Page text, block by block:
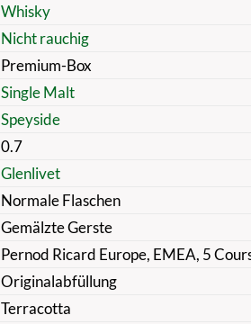
Whisky
Nicht rauchig
Premium-Box
Single Malt
Speyside
0.7
Glenlivet
Normale Flaschen
Gemälzte Gerste
Pernod Ricard Europe, EMEA, 5
Originalabfüllung
Terracotta